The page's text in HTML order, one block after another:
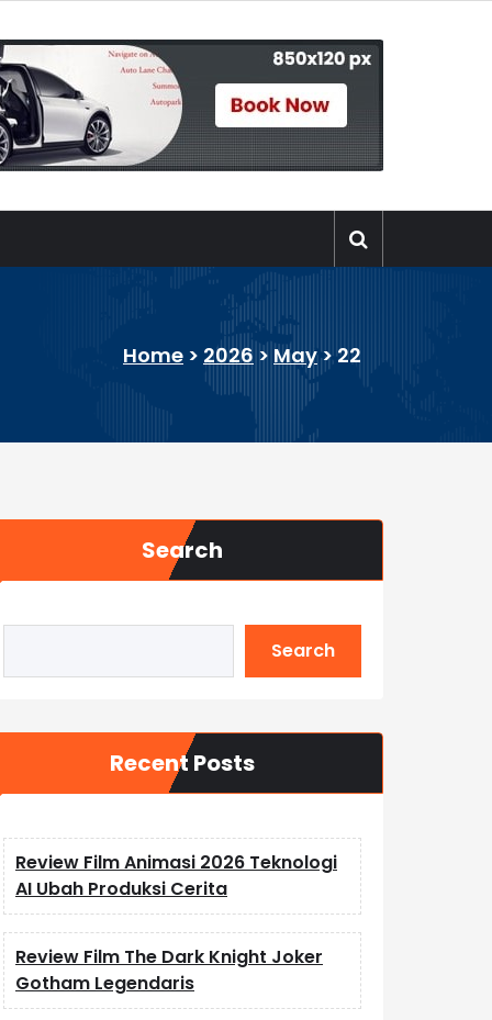
Home > 2026 > May>22
Search
Search
Recent Posts
Review Film Animasi 2026 Teknologi
AI Ubah Produksi Cerita
Review Film The Dark Knight Joker
Gotham Legendaris